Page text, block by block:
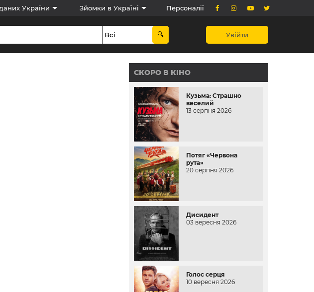
України Зйомки в Україні Персоналії
Увійти
СКОРО В КІНО
Кузьма: Страшно
веселий
13 серпня 2026
Потяг «Червона
рута»
20 серпня 2026
Дисидент
03 вересня 2026
Голос серця
10 вересня 2026